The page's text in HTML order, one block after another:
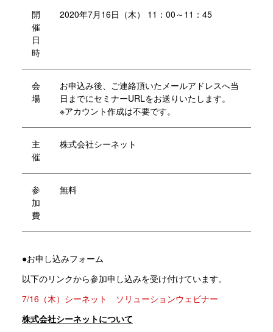
開
催
日
時
2020年7月16日（木） 11：00～11：45
会
場
お申込み後、ご連絡頂いたメールアドレスへ当
日までにセミナーURLをお送りいたします。
※アカウント作成は不要です。
主
催
株式会社シーネット
参
加
費
無料
●お申し込みフォーム
以下のリンクから参加申し込みを受け付けています。
7/16（木）シーネット ソリューションウェビナー
株式会社シーネットについて